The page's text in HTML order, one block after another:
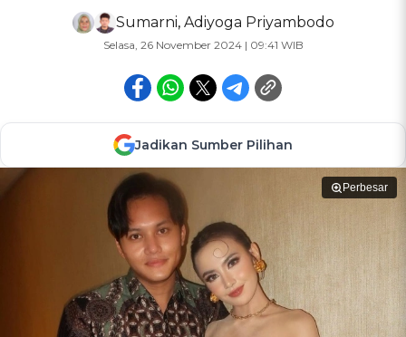
Sumarni, Adiyoga Priyambodo
Selasa, 26 November 2024 | 09:41 WIB
Jadikan Sumber Pilihan
Perbesar